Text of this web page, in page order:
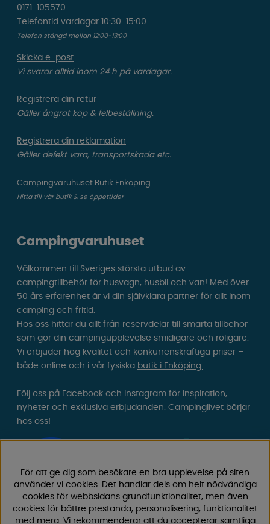
0171-105570
Telefontid vardagar 10:30-15:00
Telefon stängd mellan 12:00-13:00
Skicka e-post
Vi svarar alltid inom 24 h på vardagar.
Registrera din retur
Gäller ångrat köp & felbeställning.
Registrera din reklamation
Gäller defekt vara, transportskada etc.
Campingvaruhuset Butik Enköping
Hitta till vår butik & se öppettider
Campingvaruhuset
Välkommen till Sveriges största utbud av
campingtillbehör för husvagn, husbil och van! Med över
50 års erfarenhet är vi din självklara partner för allt inom
camping och fritid.
Hos oss hittar du allt från reservdelar till smarta tillbehör
som gör din campingupplevelse smidigare och roligare.
Vi erbjuder hög kvalitet och konkurrenskraftiga priser –
både online och i vår fysiska butik i Enköping.
Följ oss på Facebook och Instagram för inspiration,
nyheter och exklusiva erbjudanden. Campinglivet börjar
hos oss!
För att ge dig som besökare en bra upplevelse på siten
använder vi cookies. Det handlar dels om helt nödvändiga
cookies för webbsidans grundfunktionalitet, men även
cookies för bättre prestanda, personalisering, funktionalitet
med mera. Vi rekommenderar att du accepterar samtliga